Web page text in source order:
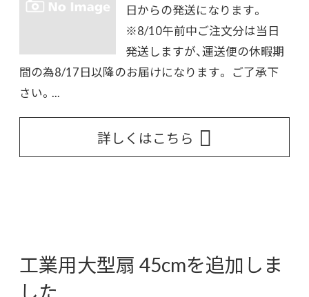
日からの発送になります。
※8/10午前中ご注文分は当日
発送しますが、運送便の休暇期
間の為8/17日以降のお届けになります。 ご了承下
さい。...
詳しくはこちら
工業用大型扇 45cmを追加しま
した